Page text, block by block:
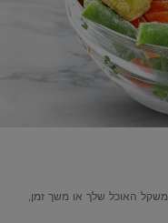
האוכל שלך או משך זמן,